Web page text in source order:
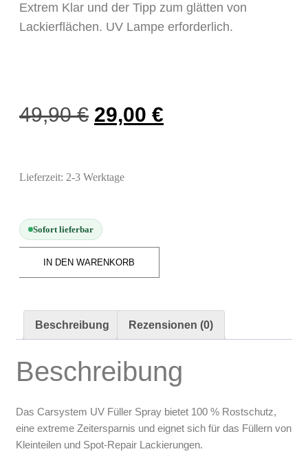
Plotter & Zubehör
Modellbau-Zubehör
Spachtelmasse & Sprühspachtel
Schleif- & Poliermittel
Reinigung & Pflege
Oberflächenreiniger
Zubehör & Ausstattung
Leerbehälter & Mischzubehör
Spezialliteratur & Anleitungen
Gutscheine
Extrem Klar und der Tipp zum glätten von
Lackierflächen. UV Lampe erforderlich.
49,90€ 29,00 €
Lieferzeit: 2-3 Werktage
Sofort lieferbar
IN DEN WARENKORB
Beschreibung Rezensionen (0)
Beschreibung
Das Carsystem UV Füller Spray bietet 100 % Rostschutz,
eine extreme Zeitersparnis und eignet sich für das Füllern von
Kleinteilen und Spot-Repair Lackierungen.